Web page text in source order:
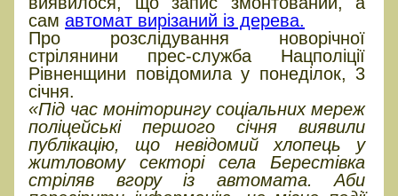
сам автомат вирізаний із дерева.
Про розслідування новорічної
стрілянини прес-служба Нацполіції
Рівненщини повідомила у понеділок, 3
січня.
«Під час моніторингу соціальних мереж
поліцейські першого січня виявили
публікацію, що невідомий хлопець у
житловому секторі села Берестівка
стріляв вгору із автомата. Аби